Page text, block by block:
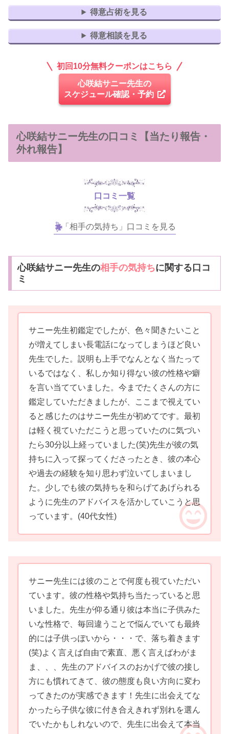
得意占術を見る
得意相談を見る
初回10分無料クーポンはこちら
心咲結サニー先生の
スケジュール確認・予約
心咲結サニー先生の口コミ【当たり報告・
外れ報告】
口コミ一覧
「相手の気持ち」口コミを見る
心咲結サニー先生の相手の気持ちに関する口コ
ミ
サニー先生初鑑定でしたが、色々聞きたいこと
が増えてしまい長電話になってしまうほど良い
先生でした。説明も上手でなんとなく当たって
いるではなく、私しか知り得ない彼の性格や癖
を言い当てていました。今までたくさんの方に
鑑定していただきましたが、ここまで視えてい
ると感じたのはサニー先生が初めてです。最初
は軽く視ていただこうと思っていたのに気づい
たら30分以上経っていました(笑)先生が彼の気
持ちに入って探ってくださったとき、彼の本心
や過去の経験を知り思わず泣いてしまいまし
た。少しでも彼の気持ちを和らげてあげられる
ように先生のアドバイスを活かしていこうと思
っています。 (40代女性)
サニー先生には彼のことで何度も視ていただい
ています。彼の性格や気持ち当たっていると思
いました。先生が仰る通り彼は本当に子供みた
いな性格で、毎回違うことで悩んでいても最終
的には子供っぽいから・・・で、落ち着きます
(笑)よく言えば自由で素直、悪く言えばわがま
ま、、、先生のアドバイスのおかげで彼の接し
方にも慣れてきて、彼の態度も良い方向に変わ
ってきたのが実感できます！先生に出会えてな
かったら子供な彼に付き合えきれず別れを選ん
でいたかもしれないので、先生に出会えて本当